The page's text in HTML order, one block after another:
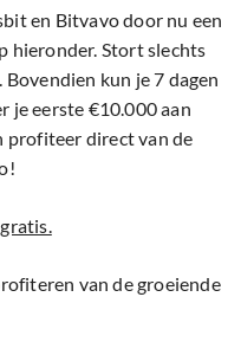
en Bitvavo door nu een
hieronder. Stort slechts
kun je 7 dagen
je eerste €10.000 aan
profiteer direct van de
van de groeiende